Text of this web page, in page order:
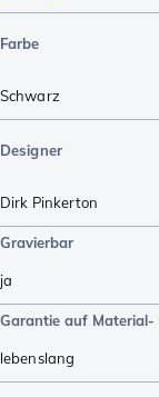
Farbe
Schwarz
Designer
Dirk Pinkerton
Gravierbar
ja
Garantie auf
lebenslang